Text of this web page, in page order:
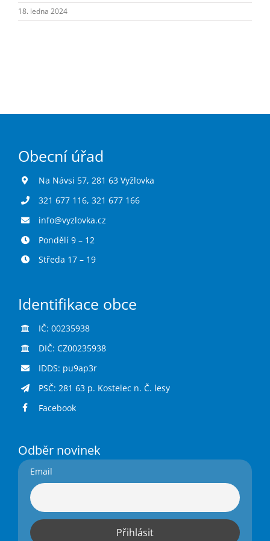
Turistika
18. ledna 2024
Obecní úřad
Na Návsi 57, 281 63 Vyžlovka
321 677 116, 321 677 166
info@vyzlovka.cz
Pondělí 9 – 12
Středa 17 – 19
Identifikace obce
IČ: 00235938
DIČ: CZ00235938
IDDS: pu9ap3r
PSČ: 281 63 p. Kostelec n. Č. lesy
Facebook
Odběr novinek
Email